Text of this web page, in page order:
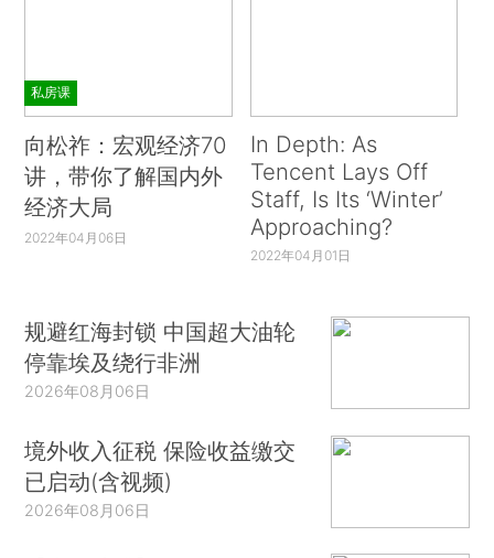
私房课
向松祚：宏观经济70
讲，带你了解国内外
经济大局
2022年04月06日
In Depth: As
Tencent Lays Off
Staff, Is Its ‘Winter’
Approaching?
2022年04月01日
规避红海封锁 中国超大油轮
停靠埃及绕行非洲
2026年08月06日
境外收入征税 保险收益缴交
已启动(含视频)
2026年08月06日